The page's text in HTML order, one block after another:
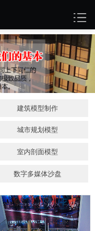
建筑模型制作
城市规划模型
室内剖面模型
数字多媒体沙盘